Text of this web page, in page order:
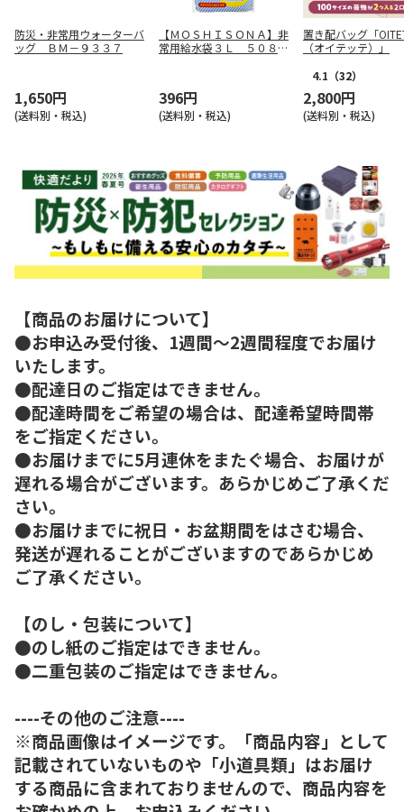
防災・非常用ウォーターバ
ッグ ＢＭ－９３３７
1,650円
(送料別・税込)
【ＭＯＳＨＩＳＯＮＡ】非
常用給水袋３Ｌ ５０８９
396円
(送料別・税込)
置き配バッグ「
（オイテッテ）」
4.1 （32）
2,800円
(送料別・税込)
【商品のお届けについて】
●お申込み受付後、1週間～2週間程度でお届け
いたします。
●配達日のご指定はできません。
●配達時間をご希望の場合は、配達希望時間帯
をご指定ください。
●お届けまでに5月連休をまたぐ場合、お届けが
遅れる場合がございます。あらかじめご了承くだ
さい。
●お届けまでに祝日・お盆期間をはさむ場合、
発送が遅れることがございますのであらかじめ
ご了承ください。
【のし・包装について】
●のし紙のご指定はできません。
●二重包装のご指定はできません。
----その他のご注意----
※商品画像はイメージです。「商品内容」として
記載されていないものや「小道具類」はお届け
する商品に含まれておりませんので、商品内容を